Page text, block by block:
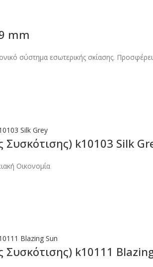
mm
σύστημα εσωτερικής σκίασης.
Συσκότισης) k10103 Silk
Οικονομία
Συσκότισης) k10111